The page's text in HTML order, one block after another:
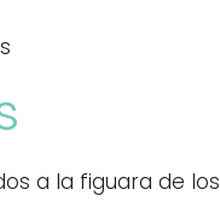
a la figuara de